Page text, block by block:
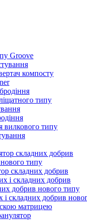
Groove
компосту
типу
вилкового типу
складних добрив
типу
складних добрив
і складних добрив
добрив нового типу
складних добрив
матрицею